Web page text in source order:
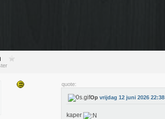
quote:
Op vrijdag 12 juni 2026 22:38
kaper